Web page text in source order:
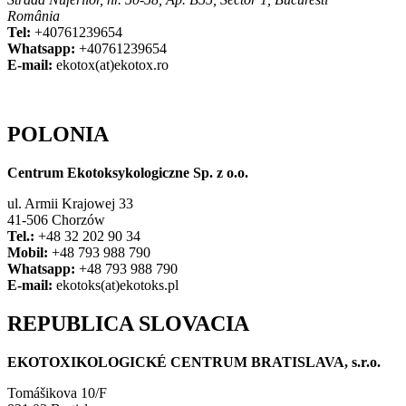
România
Tel: +40761239654
Whatsapp: +40761239654
E-mail: ekotox(at)ekotox.ro
POLONIA
Centrum Ekotoksykologiczne Sp. z o.o.
ul. Armii Krajowej 33
41-506 Chorzów
Tel.: +48 32 202 90 34
Mobil: +48 793 988 790
Whatsapp: +48 793 988 790
E-mail: ekotoks(at)ekotoks.pl
REPUBLICA SLOVACIA
EKOTOXIKOLOGICKÉ CENTRUM BRATISLAVA, s.r.o.
Tomášikova 10/F